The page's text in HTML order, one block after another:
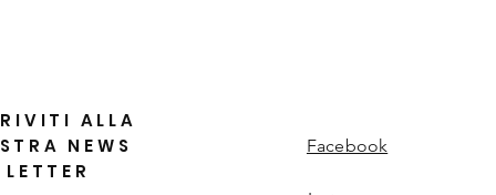
ALLA
NEWS
LETTER
Facebook